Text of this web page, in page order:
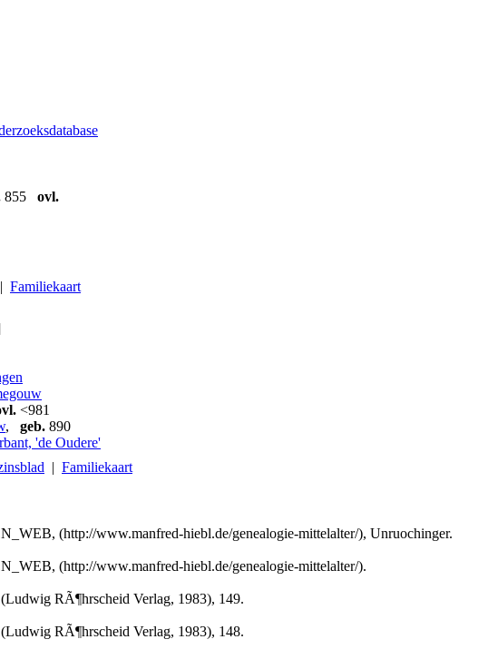
855 ovl.
| Familiekaart
<981
, geb. 890
'de Oudere'
| Familiekaart
(http://www.manfred-hiebl.de/genealogie-mittelalter/), Unruochinger.
(http://www.manfred-hiebl.de/genealogie-mittelalter/).
RÃ¶hrscheid Verlag, 1983), 149.
RÃ¶hrscheid Verlag, 1983), 148.